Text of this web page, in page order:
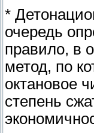
*
очередь
правило, в
метод, по
октановое
степень